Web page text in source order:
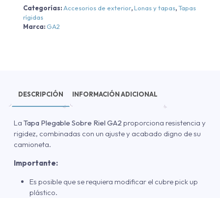
Categorías:Accesorios de exterior,Lonas y tapas,Tapas
rígidas
Marca:GA2
DESCRIPCIÓN INFORMACIÓN ADICIONAL
La Tapa Plegable Sobre Riel GA2 proporciona resistencia y
rigidez, combinadas con un ajuste y acabado digno de su
camioneta.
Importante:
Es posible que se requiera modificar el cubre pick up
plástico.